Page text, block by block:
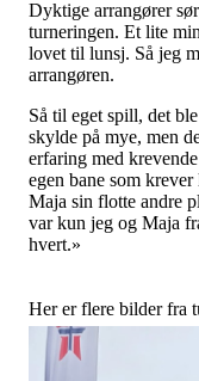
Dyktige arrangører
turneringen. Et lite
lovet til lunsj. Så jeg
arrangøren.
Så til eget spill, det
skylde på mye, men
erfaring med
egen bane som
Maja sin flotte andre
var kun jeg og Maja
hvert.»
Her er flere bilder fra